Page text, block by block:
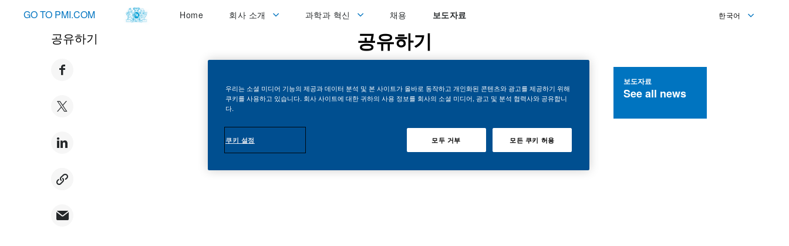
GO TO PMI.COM
Home 회사 소개 과학과 혁신 채용 보도자료 한국어
공유하기 공유하기
보도자료
See all news
우리는 소셜 미디어 기능의 제공과 데이터 분석 및 본 사이트가 올바로 동작하고 개인화된 콘텐츠와 광고를 제공하기 위해
쿠키를 사용하고 있습니다. 회사 사이트에 대한 귀하의 사용 정보를 회사의 소셜 미디어, 광고 및 분석 협력사와 공유합니
다.
쿠키 설정 모두 거부 모든 쿠키 허용